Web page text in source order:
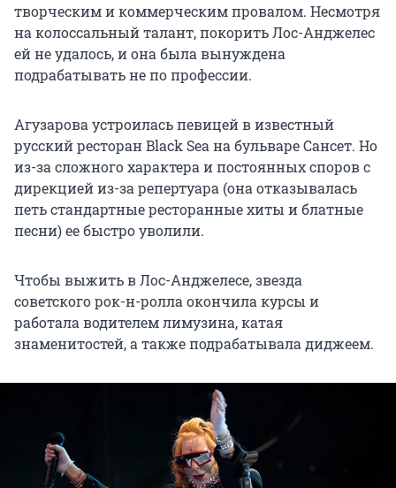
творческим и коммерческим провалом. Несмотря
на колоссальный талант, покорить Лос-Анджелес
ей не удалось, и она была вынуждена
подрабатывать не по профессии.
Агузарова устроилась певицей в известный
русский ресторан Black Sea на бульваре Сансет. Но
из-за сложного характера и постоянных споров с
дирекцией из-за репертуара (она отказывалась
петь стандартные ресторанные хиты и блатные
песни) ее быстро уволили.
Чтобы выжить в Лос-Анджелесе, звезда
советского рок-н-ролла окончила курсы и
работала водителем лимузина, катая
знаменитостей, а также подрабатывала диджеем.